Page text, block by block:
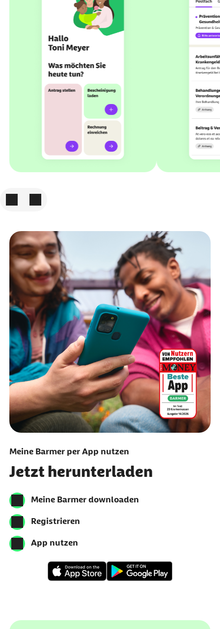
Meine Barmer per App nutzen
Jetzt herunterladen
Meine Barmer downloaden
Registrieren
App nutzen